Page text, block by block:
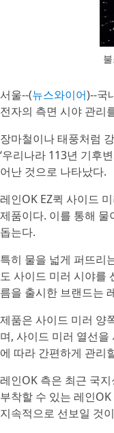
서울--(뉴스와이어)--국
전자의 측면 시야 관리
장마철이나 태풍처럼
‘우리나라 113년 기후
어난 것으로 나타났다.
레인OK EZ퀵 사이드
제품이다. 이를 통해
돕는다.
특히 물을 넓게 퍼뜨리
도 사이드 미러 시야를
름을 출시한 브랜드는
제품은 사이드 미러 양
며, 사이드 미러 열선
에 따라 간편하게 관리
레인OK 측은 최근 국
부착할 수 있는 레인
지속적으로 선보일 것